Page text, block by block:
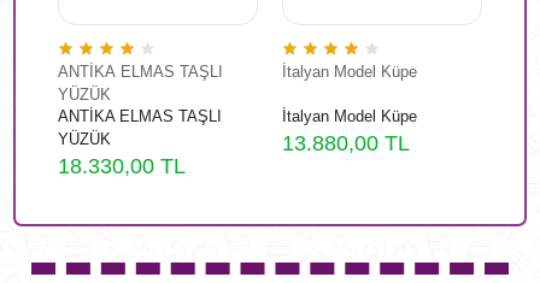
ANTİKA ELMAS TAŞLI
YÜZÜK
ANTİKA ELMAS TAŞLI
YÜZÜK
18.330,00 TL
İtalyan Model Küpe
İtalyan Model Küpe
13.880,00 TL